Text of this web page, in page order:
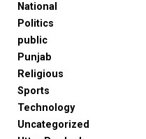
National
Politics
public
Punjab
Religious
Sports
Technology
Uncategorized